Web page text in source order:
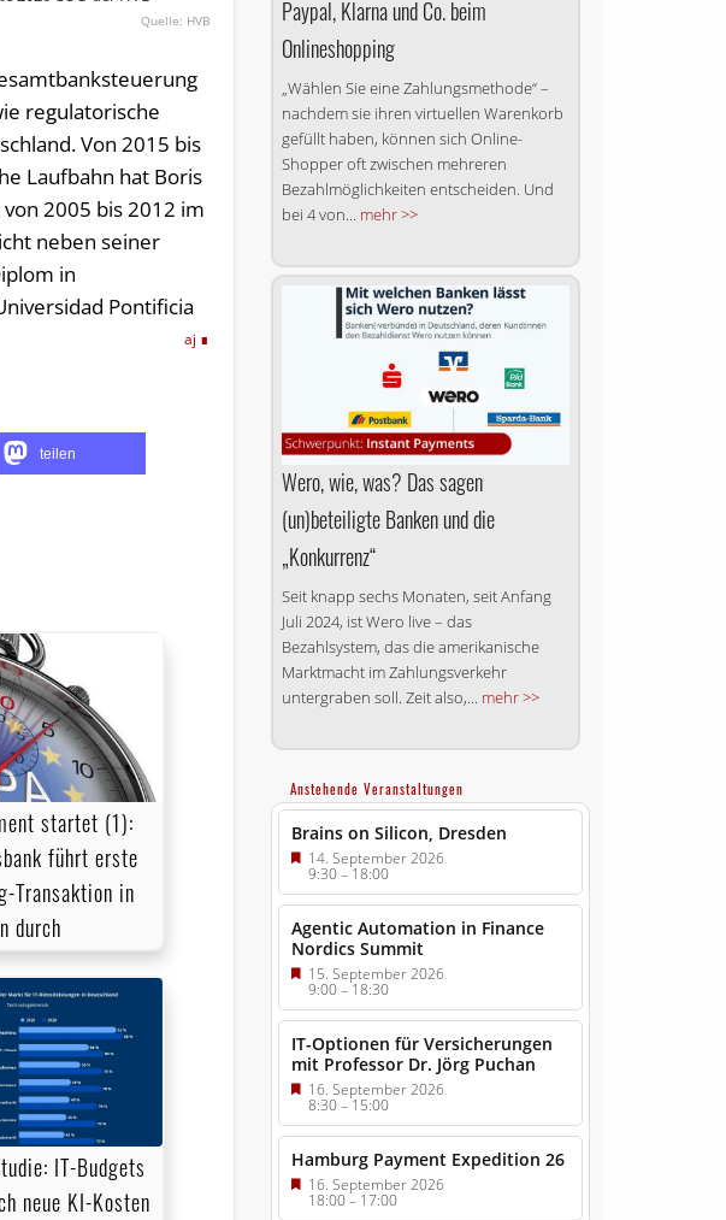
HVB
regulatorische
Von 2015 bis
Laufbahn hat Boris
2005 bis 2012 im
neben seiner
in
Pontificia
aj
teilen
startet (1):
führt erste
Transaktion in
durch
IT-Budgets
neue KI-Kosten
Paypal, Klarna und Co. beim
Onlineshopping
„Wählen Sie eine Zahlungsmethode“ –
nachdem sie ihren virtuellen Warenkorb
gefüllt haben, können sich Online-
Shopper oft zwischen mehreren
Bezahlmöglichkeiten entscheiden. Und
bei 4 von... mehr >>
Wero, wie, was? Das sagen
(un)beteiligte Banken und die
„Konkurrenz“
Seit knapp sechs Monaten, seit Anfang
Juli 2024, ist Wero live – das
Bezahlsystem, das die amerikanische
Marktmacht im Zahlungsverkehr
untergraben soll. Zeit also,... mehr >>
Anstehende Veranstaltungen
Brains on Silicon, Dresden
14. September 2026
9:30– 18:00
Agentic Automation in Finance
Nordics Summit
15. September 2026
9:00– 18:30
IT-Optionen für Versicherungen
mit Professor Dr. Jörg Puchan
16. September 2026
8:30– 15:00
Hamburg Payment Expedition 26
16. September 2026
18:00– 17:00